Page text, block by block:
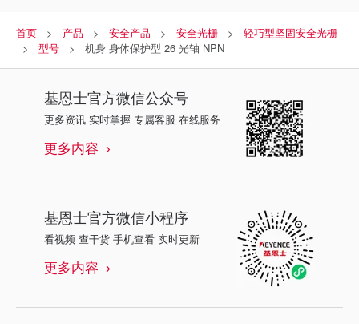
首页 产品 安全产品 安全光栅
轻巧型坚固安全光栅
型号
机身 身体保护型 26 光轴 NPN
基恩士官方微信公众号
更多资讯 实时掌握 专属客服 在线服务
更多内容
基恩士官方微信小程序
看视频 查干货 手机查看 实时更新
更多内容